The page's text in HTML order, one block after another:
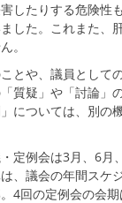
したりする危険性
した。これまた、
。
とや、議員として
質疑」や「討論」
については、別の
定例会は3月、6月
、議会の年間スケ
4回の定例会の会